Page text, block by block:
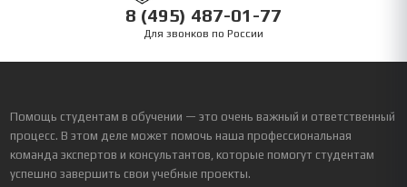
8 (495) 487-01-77
Для звонков по России
Помощь студентам в обучении — это очень важный и ответственный
процесс. В этом деле может помочь наша профессиональная
команда экспертов и консультантов, которые помогут студентам
успешно завершить свои учебные проекты.